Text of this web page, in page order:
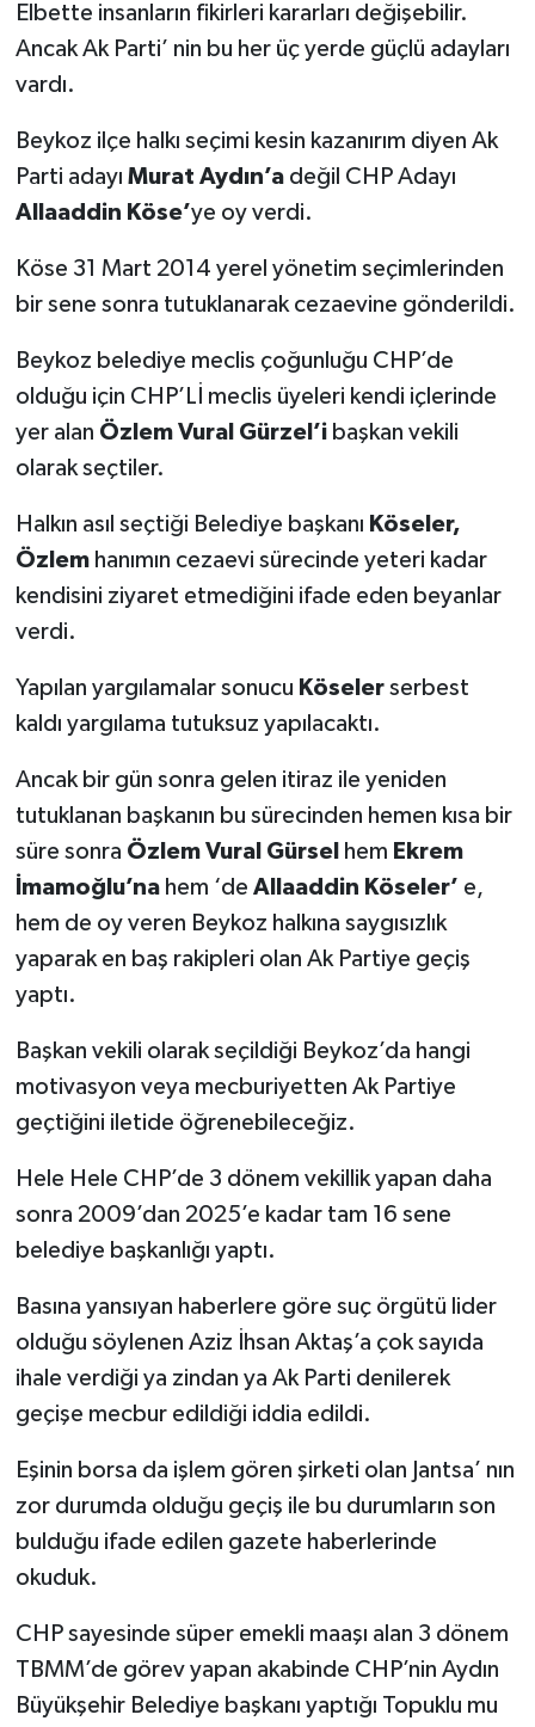
Elbette insanların fikirleri kararları değişebilir.
Ancak Ak Parti’ nin bu her üç yerde güçlü adayları
vardı.
Beykoz ilçe halkı seçimi kesin kazanırım diyen Ak
Parti adayı Murat Aydın’adeğil CHP Adayı
Allaaddin Köse’ye oy verdi.
Köse 31 Mart 2014 yerel yönetim seçimlerinden
bir sene sonra tutuklanarak cezaevine gönderildi.
Beykoz belediye meclis çoğunluğu CHP’de
olduğu için CHP’Lİ meclis üyeleri kendi içlerinde
yer alan Özlem Vural Gürzel’ibaşkan vekili
olarak seçtiler.
Halkın asıl seçtiği Belediye başkanı Köseler,
Özlemhanımın cezaevi sürecinde yeteri kadar
kendisini ziyaret etmediğini ifade eden beyanlar
verdi.
Yapılan yargılamalar sonucu Köselerserbest
kaldı yargılama tutuksuz yapılacaktı.
Ancak bir gün sonra gelen itiraz ile yeniden
tutuklanan başkanın bu sürecinden hemen kısa bir
süre sonra Özlem Vural Gürsel hem Ekrem
İmamoğlu’na hem ‘de Allaaddin Köseler’ e,
hem de oy veren Beykoz halkına saygısızlık
yaparak en baş rakipleri olan Ak Partiye geçiş
yaptı.
Başkan vekili olarak seçildiği Beykoz’da hangi
motivasyon veya mecburiyetten Ak Partiye
geçtiğini iletide öğrenebileceğiz.
Hele Hele CHP’de 3 dönem vekillik yapan daha
sonra 2009’dan 2025’e kadar tam 16 sene
belediye başkanlığı yaptı.
Basına yansıyan haberlere göre suç örgütü lider
olduğu söylenen Aziz İhsan Aktaş’a çok sayıda
ihale verdiği ya zindan ya Ak Parti denilerek
geçişe mecbur edildiği iddia edildi.
Eşinin borsa da işlem gören şirketi olan Jantsa’ nın
zor durumda olduğu geçiş ile bu durumların son
bulduğu ifade edilen gazete haberlerinde
okuduk.
CHP sayesinde süper emekli maaşı alan 3 dönem
TBMM’de görev yapan akabinde CHP’nin Aydın
Büyükşehir Belediye başkanı yaptığı Topuklu mu